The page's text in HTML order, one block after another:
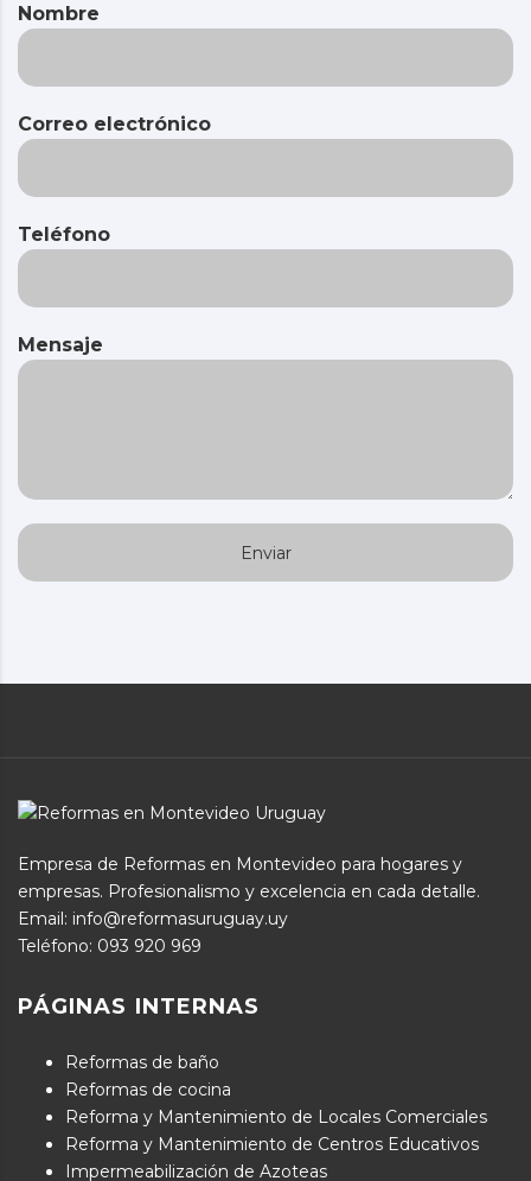
Nombre
Correo electrónico
Teléfono
Mensaje
Empresa de Reformas en Montevideo para hogares y
empresas. Profesionalismo y excelencia en cada detalle.
Email: info@reformasuruguay.uy
Teléfono: 093 920 969
PÁGINAS INTERNAS
Reformas de baño
Reformas de cocina
Reforma y Mantenimiento de Locales Comerciales
Reforma y Mantenimiento de Centros Educativos
Impermeabilización de Azoteas